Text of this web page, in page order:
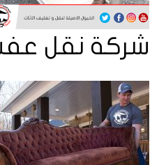
شركة نقل